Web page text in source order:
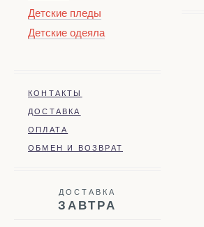
Детские пледы
Детские одеяла
КОНТАКТЫ
ДОСТАВКА
ОПЛАТА
ОБМЕН И ВОЗВРАТ
ДОСТАВКА
ЗАВТРА